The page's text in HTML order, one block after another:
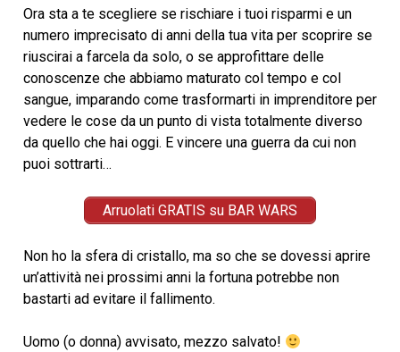
Ora sta a te scegliere se rischiare i tuoi risparmi e un
numero imprecisato di anni della tua vita per scoprire se
riuscirai a farcela da solo, o se approfittare delle
conoscenze che abbiamo maturato col tempo e col
sangue, imparando come trasformarti in imprenditore per
vedere le cose da un punto di vista totalmente diverso
da quello che hai oggi. E vincere una guerra da cui non
puoi sottrarti…
Arruolati GRATIS su BAR WARS
Non ho la sfera di cristallo, ma so che se dovessi aprire
un’attività nei prossimi anni la fortuna potrebbe non
bastarti ad evitare il fallimento.
Uomo (o donna) avvisato, mezzo salvato!